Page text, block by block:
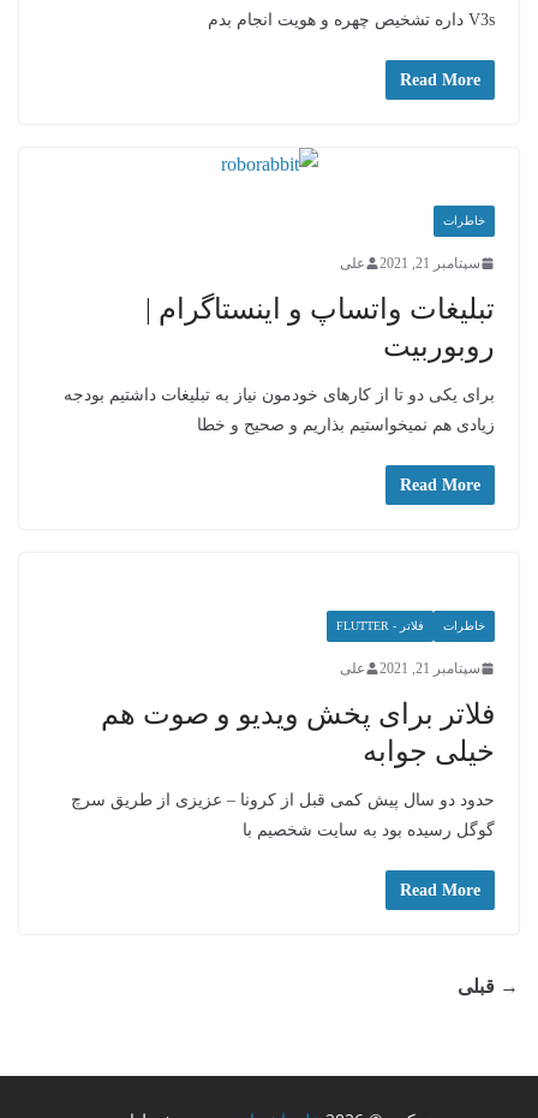
V3s داره تشخیص چهره و هویت انجام بدم
Read More
خاطرات
سپتامبر 21, 2021 علی
تبلیغات واتساپ و اینستاگرام |
روبوربیت
برای یکی دو تا از کارهای خودمون نیاز به تبلیغات داشتیم بودجه
زیادی هم نمیخواستیم بذاریم و صحیح و خطا
Read More
خاطرات فلاتر - FLUTTER
سپتامبر 21, 2021 علی
فلاتر برای پخش ویدیو و صوت هم
خیلی جوابه
حدود دو سال پیش کمی قبل از کرونا – عزیزی از طریق سرچ
گوگل رسیده بود به سایت شخصیم با
Read More
→ قبلی